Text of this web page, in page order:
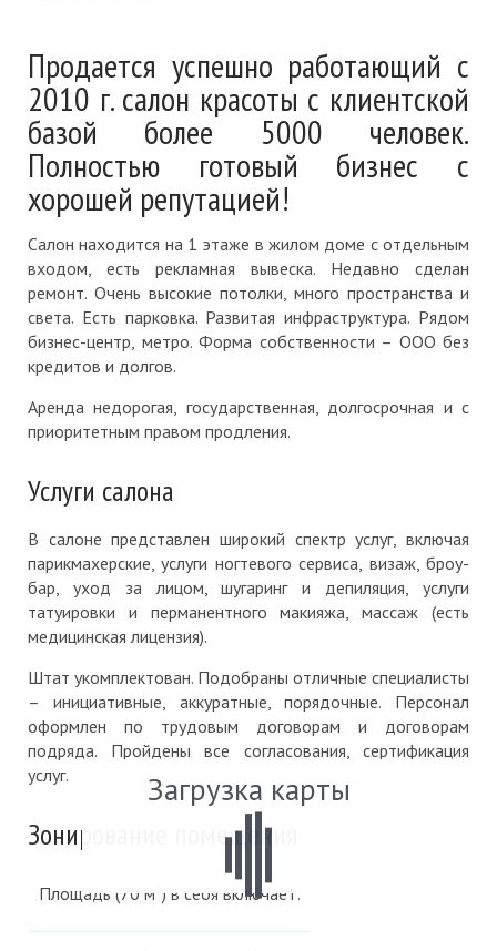
Продается успешно работающий с
2010 г. салон красоты с клиентской
базой более 5000 человек.
Полностью готовый бизнес с
хорошей репутацией!
Салон находится на 1 этаже в жилом доме с отдельным
входом, есть рекламная вывеска. Недавно сделан
ремонт. Очень высокие потолки, много пространства и
света. Есть парковка. Развитая инфраструктура. Рядом
бизнес-центр, метро. Форма собственности – ООО без
кредитов и долгов.
Аренда недорогая, государственная, долгосрочная и с
приоритетным правом продления.
Услуги салона
В салоне представлен широкий спектр услуг, включая
парикмахерские, услуги ногтевого сервиса, визаж, броу-
бар, уход за лицом, шугаринг и депиляция, услуги
татуировки и перманентного макияжа, массаж (есть
медицинская лицензия).
Штат укомплектован. Подобраны отличные специалисты
– инициативные, аккуратные, порядочные. Персонал
оформлен по трудовым договорам и договорам
подряда. Пройдены все согласования, сертификация
услуг.
Зонирование помещения
Площадь (70 м²) в себя включает:
Загрузка карты